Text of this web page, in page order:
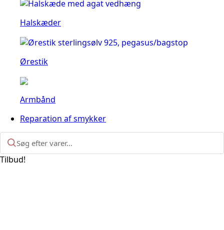
Halskæder
Ørestik
Armbånd
Reparation af smykker
Tilbud!